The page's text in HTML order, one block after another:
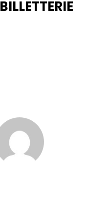
BILLETTERIE